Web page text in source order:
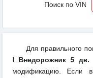
Поиск по VIN
Для правильного
I Внедорожник 5 дв.
модификацию. Если